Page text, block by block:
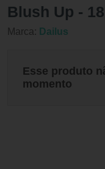
Blush Up -
Marca: Dailus
Esse produto
momento